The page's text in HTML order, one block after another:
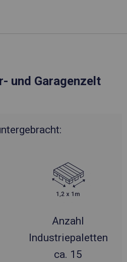
und Garagenzelt
Anzahl
Industriepaletten
ca. 15